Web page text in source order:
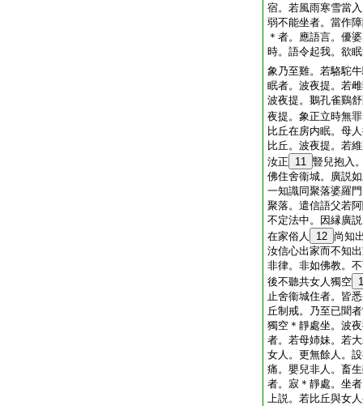
宿。若風雨寒雪當
弱不能坐者。當作
＊者。應語言。優
時。語令起我。欲
象乃至雞。若駱駝
眠者。波夜提。若
波夜提。鵝孔雀鷄
夜提。象正立時無
比丘在房内眠。母
比丘。波夜提。若
汝正
11 豎兒抱入
佛住舍衞城。廣説
一知識同聚落婆羅
聚落。遣信語父若
不定法中。因縁廣
在家俗人
12 尚知
汝信心出家而不知
非律。非如佛教。
後不聽共女人獨空
止舍衞城住者。皆
丘制戒。乃至已聞
獨空＊靜處坐。波
者。若母姉妹。若
女人。更無餘人。
痛。嬰兒非人。畜
者。寂＊靜處。坐
上説。若比丘與女